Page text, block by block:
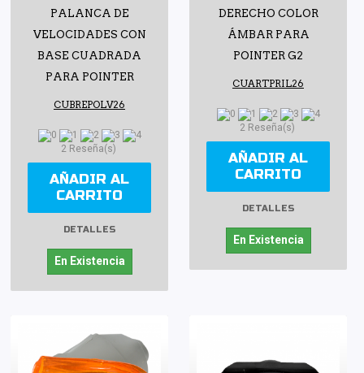
PALANCA DE
VELOCIDADES CON
BASE CUADRADA
PARA POINTER
CUBREPOLV26
2 Reseña(s)
AÑADIR AL
CARRITO
DETALLES
En Existencia
DERECHO COLOR
ÁMBAR PARA
POINTER G2
CUARTPRIL26
2 Reseña(s)
AÑADIR AL
CARRITO
DETALLES
En Existencia